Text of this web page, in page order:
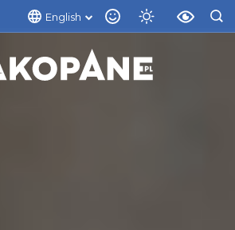
English